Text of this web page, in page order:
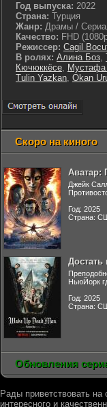
Год выпуска: 2022
Страна: Турция
Жанр: Драмы /
Качество: FHD
Режиссер: Cagil
В ролях: Алина Боз,
Кючюккёсе,
Tulin Yazkan, Okan
Скоро на киного
Аватар:
Джейк
Год: 2025
Страна:
НьюЙорк
Год: 2025
Страна:
Обновления
Рады приветствовать
интересного и